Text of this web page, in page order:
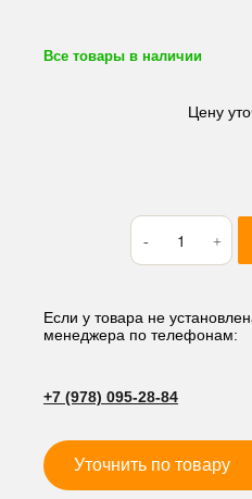
Все товары в наличии
Цену
Количество
товара
Вкладыши
Kubota
D950/
D650
Если у товара не
менеджера по телефонам:
+7 (978) 095-28-84
Уточнить по товару